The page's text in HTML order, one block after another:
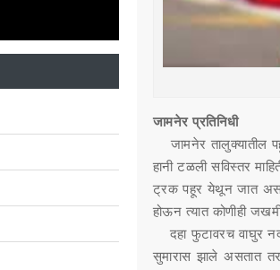
जामनेर प्रतिनिधी
जामनेर तालुक्यातील
हानी टळली सविस्तर
ट्रक पहूर येथून जात
होऊन त्यात कोणीही
दहा फुटावरच वाघुर
सुमारास झाले असतात